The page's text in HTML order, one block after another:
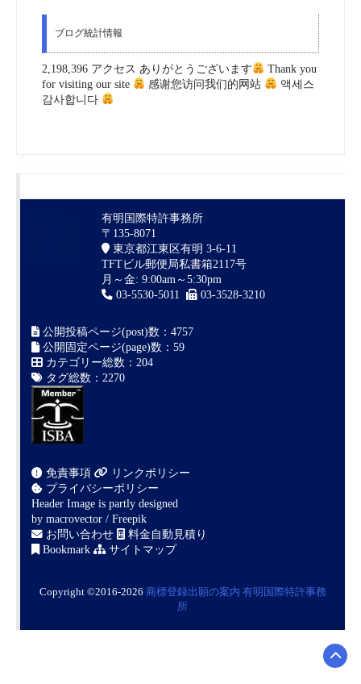
ブログ統計情報
2,198,396 アクセス ありがとうございます
Thank you
for visiting our site
感谢您访问我们的网站
액세스
감사합니다
有明国際特許事務所
〒135-8071
東京都江東区有明 3-6-11
TFTビル郵便局私書箱2117号
月～金: 9:00am～5:30pm
03-5530-5011
03-3528-3210
公開投稿ページ(post)数：4757
公開固定ページ(page)数：59
カテゴリー総数：204
タグ総数：2270
免責事項
リンクポリシー
プライバシーポリシー
Header Image is partly designed
by macrovector / Freepik
お問い合わせ
料金自動見積り
Bookmark
サイトマップ
Copyright ©2016-2026 商標登録出願の案内 有明国際特許事務
所